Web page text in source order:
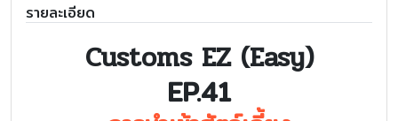
รายละเอียด
Customs EZ (Easy)
EP.41